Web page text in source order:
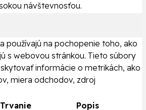
návštevnosťou.
používajú na pochopenie toho, ako
s webovou stránkou. Tieto súbory
informácie o metrikách, ako
miera odchodov, zdroj
Trvanie Popis